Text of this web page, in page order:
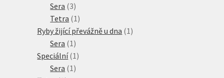
Sera 33
produkty
Tetra 11
produkt
Ryby žijící převážně u dna 11
Sera 11
produkt
Speciální 11
Sera 11